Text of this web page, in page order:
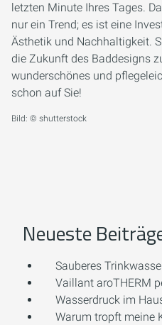
letzten Minute Ihres Tages.
nur ein Trend; es ist eine
Ästhetik und Nachhaltigkeit.
die Zukunft des Baddesigns
wunderschönes und
schon auf Sie!
Bild: © shutterstock
Neueste
Sauberes
Vaillant aroTHERM
Wasserdruck im
Warum tropft meine